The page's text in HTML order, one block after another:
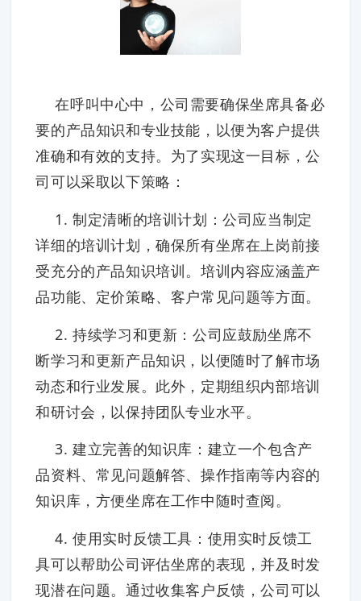
在呼叫中心中，公司需要确保坐席具备必
要的产品知识和专业技能，以便为客户提供
准确和有效的支持。为了实现这一目标，公
司可以采取以下策略：
1. 制定清晰的培训计划：公司应当制定
详细的培训计划，确保所有坐席在上岗前接
受充分的产品知识培训。培训内容应涵盖产
品功能、定价策略、客户常见问题等方面。
2. 持续学习和更新：公司应鼓励坐席不
断学习和更新产品知识，以便随时了解市场
动态和行业发展。此外，定期组织内部培训
和研讨会，以保持团队专业水平。
3. 建立完善的知识库：建立一个包含产
品资料、常见问题解答、操作指南等内容的
知识库，方便坐席在工作中随时查阅。
4. 使用实时反馈工具：使用实时反馈工
具可以帮助公司评估坐席的表现，并及时发
现潜在问题。通过收集客户反馈，公司可以